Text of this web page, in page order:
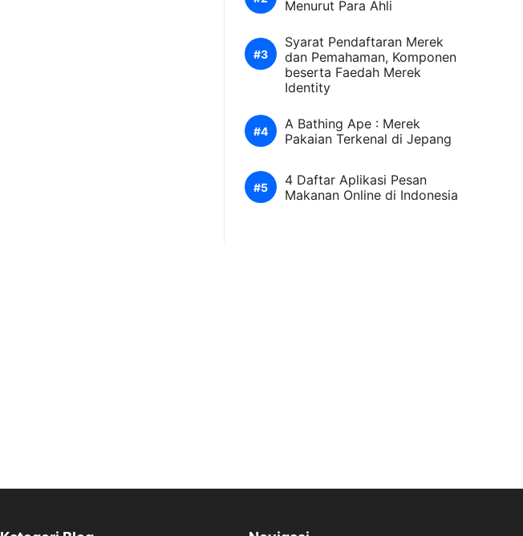
Menurut Para Ahli
Syarat Pendaftaran Merek
dan Pemahaman, Komponen
beserta Faedah Merek
Identity
A Bathing Ape : Merek
Pakaian Terkenal di Jepang
4 Daftar Aplikasi Pesan
Makanan Online di Indonesia